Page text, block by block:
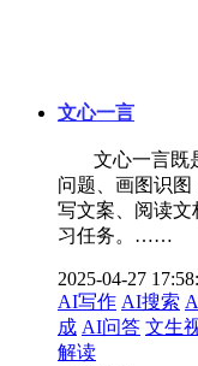
文心一言
文心一言既
问题、画图识
写文案、阅读文
习任务。……
2025-04-27
AI写作 AI搜索
成 AI问答 文生
解读